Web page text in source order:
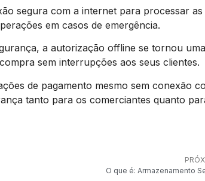
segura com a internet para processar
em casos de emergência.
a autorização offline se tornou
sem interrupções aos seus clientes.
de pagamento mesmo sem conexão
tanto para os comerciantes quanto
O que é: Armazenamento